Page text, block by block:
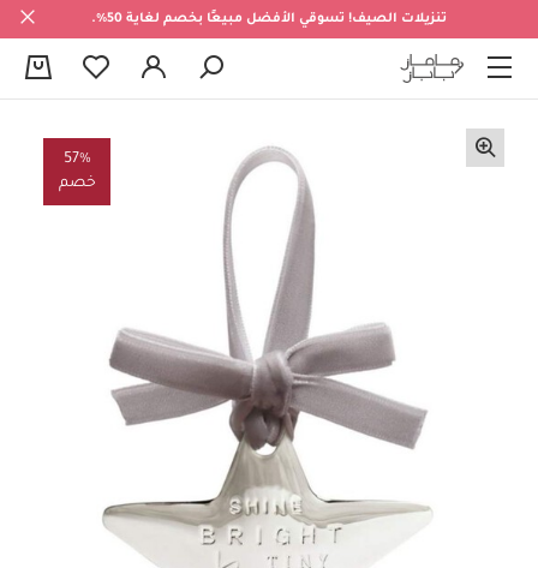
تنزيلات الصيف! تسوقي الأفضل مبيعًا بخصم لغاية 50%.
57%
خصم